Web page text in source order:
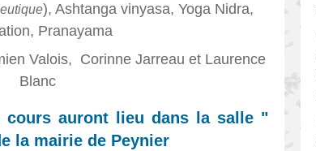
), Ashtanga vinyasa, Yoga Nidra,
Pranayama
Valois, Corinne Jarreau et Laurence
Blanc
auront lieu dans la salle "
la mairie de Peynier